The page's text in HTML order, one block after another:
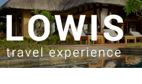
SKIP TO CONTENT